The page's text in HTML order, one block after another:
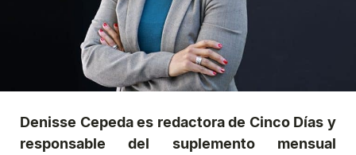
Denisse Cepeda es redactora de Cinco Días y
responsable del suplemento mensual